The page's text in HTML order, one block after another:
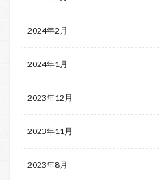
2024年2月
2024年1月
2023年12月
2023年11月
2023年8月